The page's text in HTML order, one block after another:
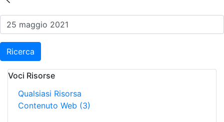
Ricerca
Voci Risorse
Qualsiasi Risorsa
Contenuto Web (3)